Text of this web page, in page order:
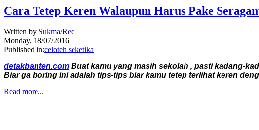
Cara Tetep Keren Walaupun Harus Pake
Written by Sukma/Red
Monday, 18/07/2016
Published in:celoteh seketika
detakbanten.com Buat kamu yang masih sekolah , pasti kadang-
Biar ga boring ini adalah tips-tips biar kamu tetep terlihat keren
Read more...